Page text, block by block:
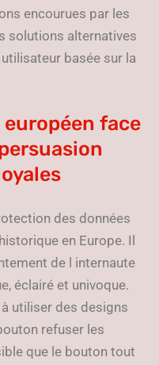
encourues par les
solutions alternatives
basée sur la
face
des données
en Europe. Il
de l internaute
éclairé et univoque.
utiliser des designs
refuser les
que le bouton tout